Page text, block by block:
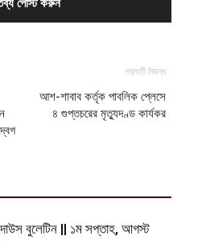
পরবর্তী নিবন্ধ
আশ-শাবাব কর্তৃক পাবলিক প্লেসে
৪ গুপ্তচরের মৃত্যুদণ্ড কার্যকর
বুলেটিন || ১ম সপ্তাহ, আগস্ট